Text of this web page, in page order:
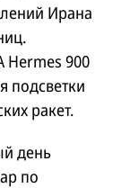
Ирана
900
подсветки
ракет.
день
по